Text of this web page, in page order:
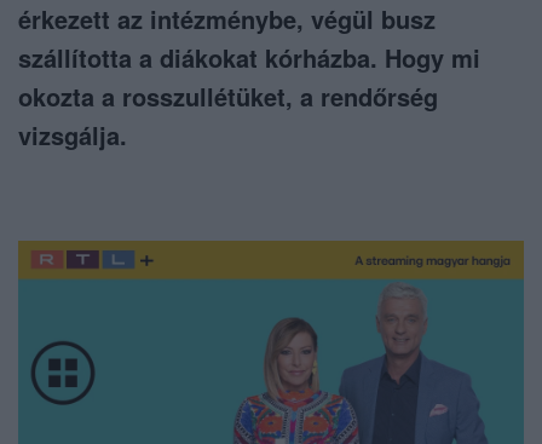
érkezett az intézménybe, végül busz
szállította a diákokat kórházba. Hogy mi
okozta a rosszullétüket, a rendőrség
vizsgálja.